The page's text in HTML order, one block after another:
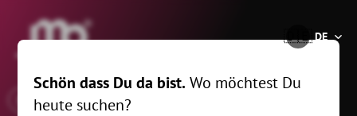
®
🇩🇪DE
Wann
Schön dass Du da bist. Wo möchtest Du
heute suchen?